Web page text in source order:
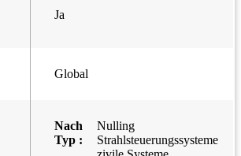
Ja
Global
Nach
Typ :
Nulling
Strahlsteuerungssysteme